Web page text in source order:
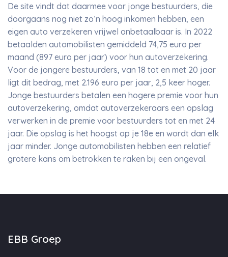
De site vindt dat daarmee voor jonge bestuurders, die
doorgaans nog niet zo’n hoog inkomen hebben, een
eigen auto verzekeren vrijwel onbetaalbaar is. In 2022
betaalden automobilisten gemiddeld 74,75 euro per
maand (897 euro per jaar) voor hun autoverzekering.
Voor de jongere bestuurders, van 18 tot en met 20 jaar
ligt dit bedrag, met 2.196 euro per jaar, 2,5 keer hoger.
Jonge bestuurders betalen een hogere premie voor hun
autoverzekering, omdat autoverzekeraars een opslag
verwerken in de premie voor bestuurders tot en met 24
jaar. Die opslag is het hoogst op je 18e en wordt dan elk
jaar minder. Jonge automobilisten hebben een relatief
grotere kans om betrokken te raken bij een ongeval.
EBB Groep